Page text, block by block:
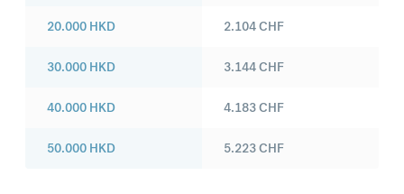
20.000 HKD
30.000 HKD
40.000 HKD
50.000 HKD
2.104CHF
3.144CHF
4.183CHF
5.223CHF